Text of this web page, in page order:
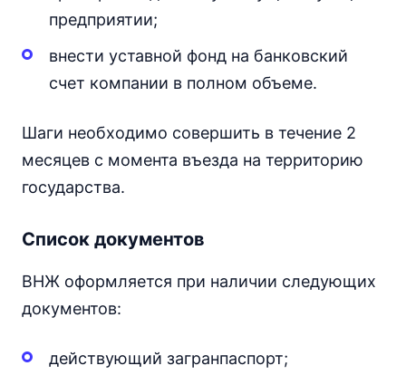
предприятии;
внести уставной фонд на банковский
счет компании в полном объеме.
Шаги необходимо совершить в течение 2
месяцев с момента въезда на территорию
государства.
Список документов
ВНЖ оформляется при наличии следующих
документов:
действующий загранпаспорт;